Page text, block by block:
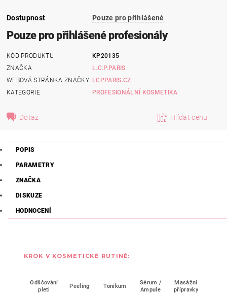
Dostupnost Pouze pro přihlášené
Pouze pro přihlášené profesionály
KÓD PRODUKTU
KP20135
ZNAČKA
L.C.P.PARIS
WEBOVÁ STRÁNKA ZNAČKY LCPPARIS.CZ
KATEGORIE
PROFESIONÁLNÍ KOSMETIKA
Dotaz Hlídat cenu
POPIS
PARAMETRY
ZNAČKA
DISKUZE
HODNOCENÍ
KROK V KOSMETICKÉ RUTINĚ:
Odličování
pleti
Peeling Tonikum
Sérum /
Ampule
Masážní
přípravky